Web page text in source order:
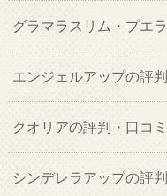
グラマラスリム・プエ
エンジェルアップの評
クオリアの評判・口コミ
シンデレラアップの評